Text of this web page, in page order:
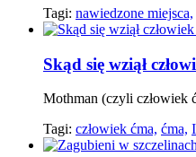
Tagi: nawiedzone miejsca,
Skąd się wziął
Mothman (czyli człowiek
Tagi: człowiek ćma, ćma,